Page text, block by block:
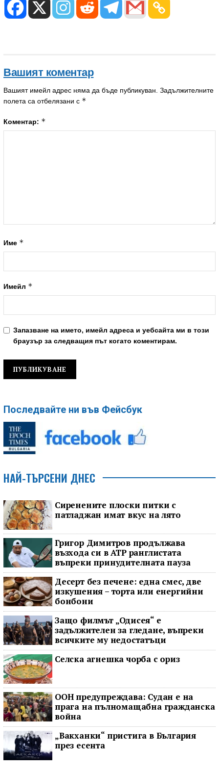
Вашият коментар
Вашият имейл адрес няма да бъде публикуван. Задължителните
полета са отбелязани с *
Коментар: *
Име *
Имейл *
Запазване на името, имейл адреса и уебсайта ми в този
браузър за следващия път когато коментирам.
Последвайте ни във Фейсбук
НАЙ-ТЪРСЕНИ ДНЕС
Сиренените плоски питки с
патладжан имат вкус на лято
Григор Димитров продължава
възхода си в ATP ранглистата
въпреки принудителната пауза
Десерт без печене: една смес, две
изкушения – торта или енергийни
бонбони
Защо филмът „Одисея“ е
задължителен за гледане, въпреки
всичките му недостатъци
Селска агнешка чорба с ориз
ООН предупреждава: Судан е на
прага на пълномащабна гражданска
война
„Вакханки“ пристига в България
през есента